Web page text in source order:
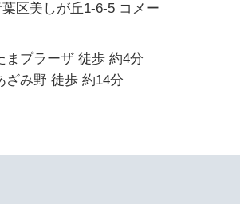
区美しが丘1-6-5 コメー
まプラーザ 徒歩 約4分
ざみ野 徒歩 約14分